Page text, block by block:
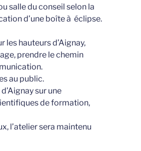
salle du conseil selon la
d’une boîte à éclipse.
les hauteurs d’Aignay,
prendre le chemin
au public.
sur une
de formation,
l’atelier sera maintenu